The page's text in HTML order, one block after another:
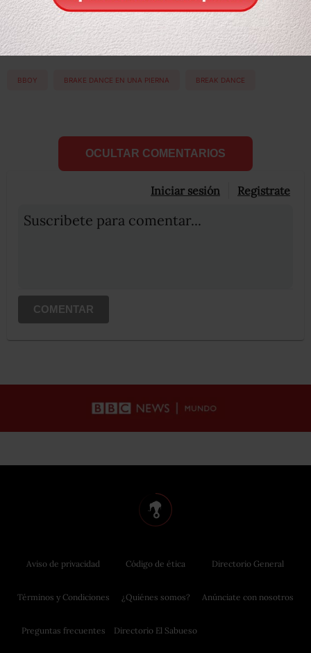
Etiquetas:
BBOY BRAKE DANCE EN UNA PIERNA BREAK DANCE
OCULTAR COMENTARIOS
Iniciar sesión Registrate
Suscribete para comentar...
COMENTAR
Aviso de privacidad
Términos y Condiciones
Preguntas frecuentes
Código de ética
¿Quiénes somos?
Directorio El Sabueso
Directorio General
Anúnciate con nosotros